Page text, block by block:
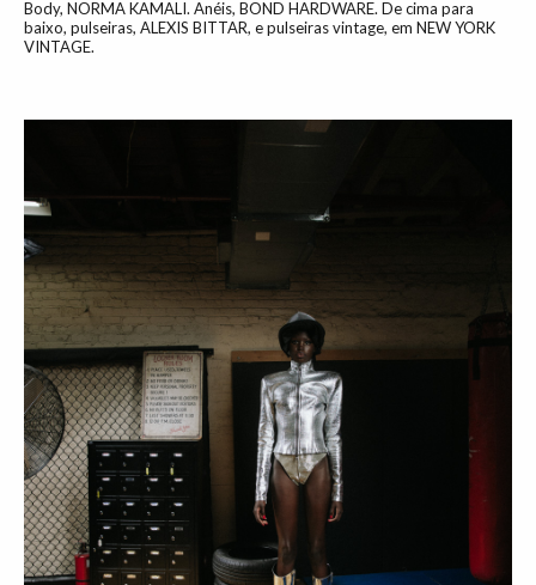
Body, NORMA KAMALI. Anéis, BOND HARDWARE. De cima para
baixo, pulseiras, ALEXIS BITTAR, e pulseiras vintage, em NEW YORK
VINTAGE.